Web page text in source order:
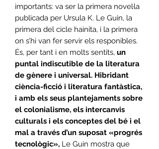
importants: va ser la primera novel·la
publicada per Ursula K. Le Guin, la
primera del cicle hainita, i la primera
on s’hi van fer servir els responibles.
És, per tant i en molts sentits, un
puntal indiscutible de la literatura
de gènere i universal. Hibridant
ciència-ficció i literatura fantàstica,
i amb els seus plantejaments sobre
el colonialisme, els intercanvis
culturals i els conceptes del bé i el
mal a través d’un suposat «progrés
tecnològic», Le Guin mostra que